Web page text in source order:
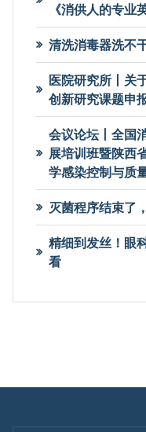
《消供人的专业
清洗消毒器洗不
医院研究所丨关
创新研究课题申
会议论坛丨全国
展培训班暨陕西
学感染控制与质
灭菌程序结束了
精细到发丝！眼
看